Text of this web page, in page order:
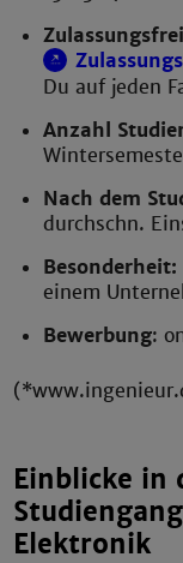
Du auf jeden
Anzahl
Nach dem
durchschn.
Besonderheit:
einem
Bewerbung:
Einblicke in
Elektronik